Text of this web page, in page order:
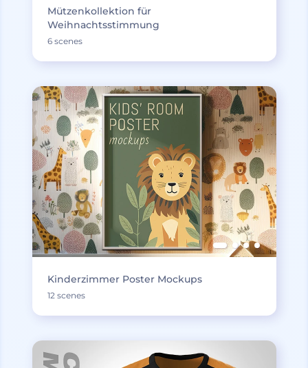
Mützenkollektion für
Weihnachtsstimmung
6 scenes
Kinderzimmer Poster Mockups
12 scenes